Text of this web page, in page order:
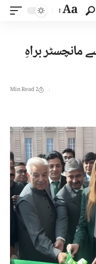
Aa
مانچسٹر براہِ
2 Min Read